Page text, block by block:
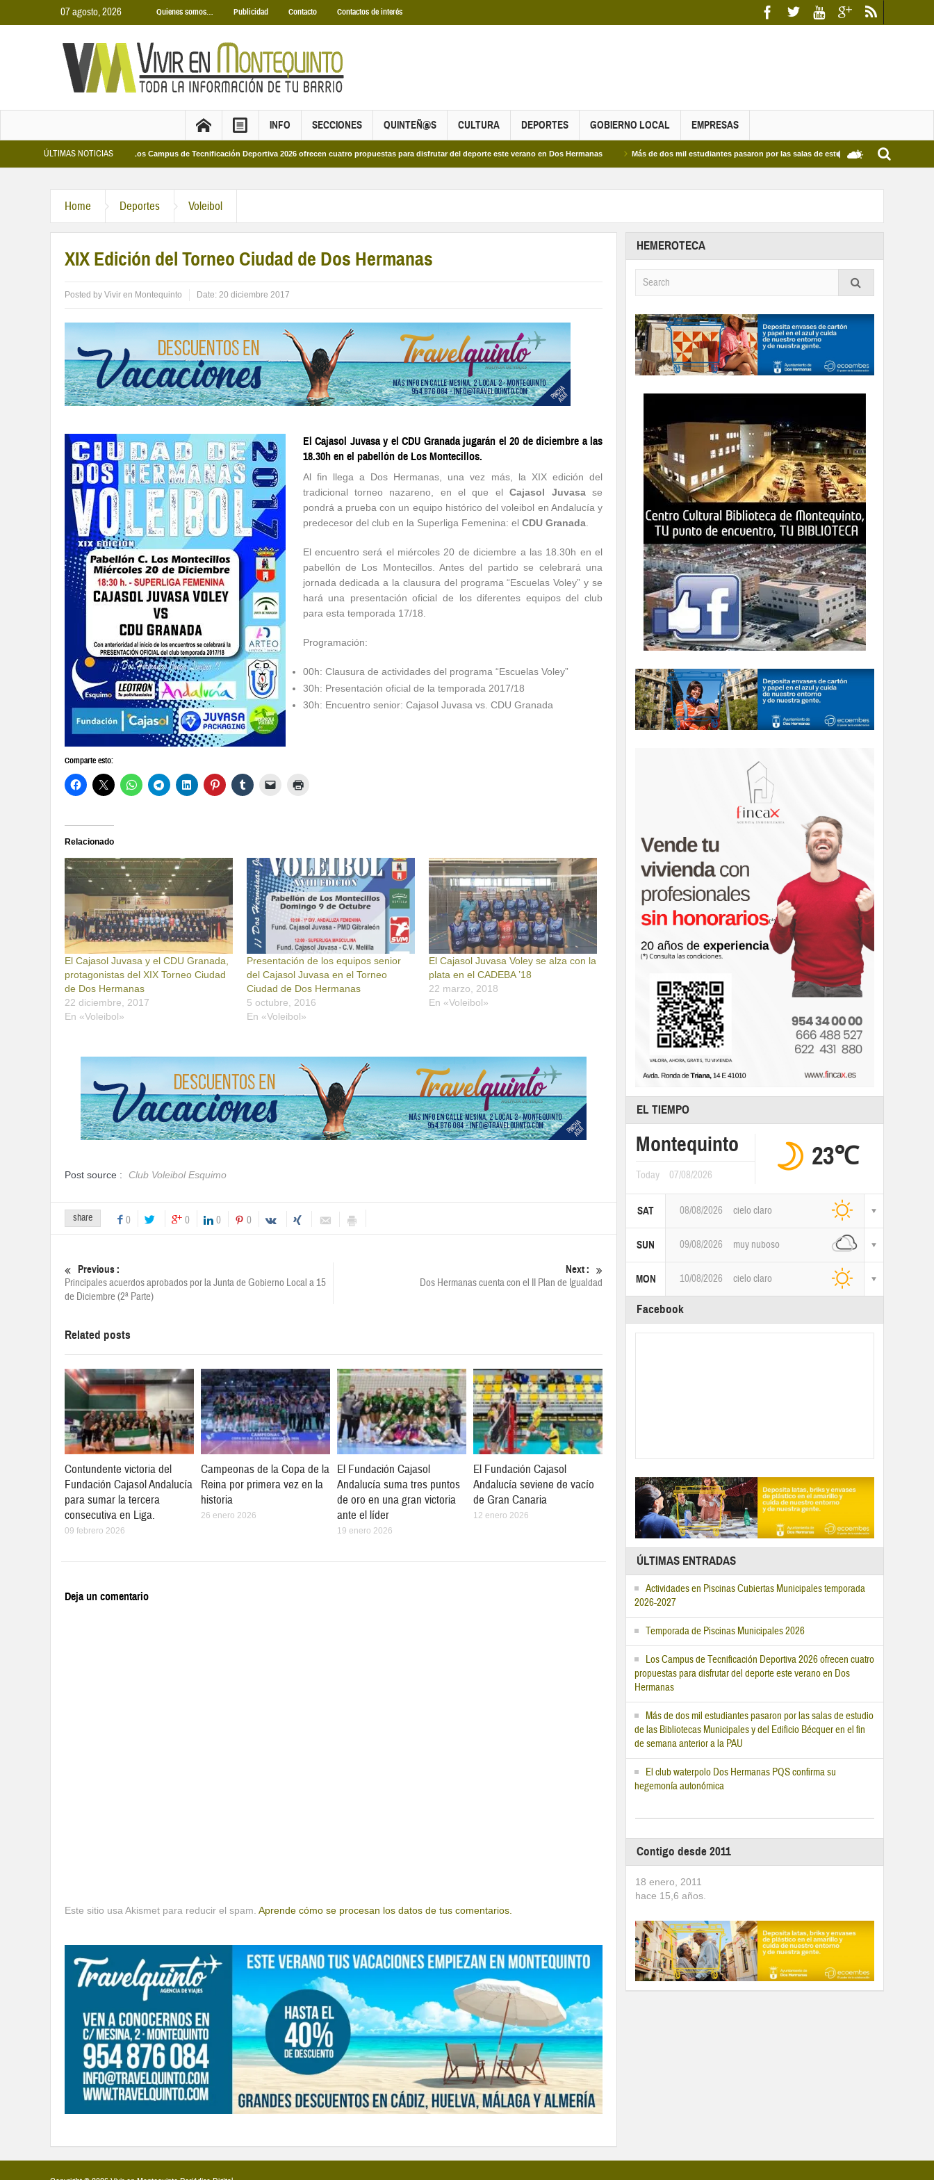
07 agosto, 2026 Quienes somos… Publicidad Contacto Contactos de interés
INFO SECCIONES QUINTEÑ@S CULTURA DEPORTES GOBIERNO LOCAL EMPRESAS
ÚLTIMAS NOTICIAS
Municipales 2026 Los Campus de Tecnificación Deportiva 2026 ofrecen cuatro propuestas para disfrutar del deporte este verano en Dos Hermanas Más de dos mil estudiantes pasaron por las salas de estudio de las Bibliotecas
Home Deportes Voleibol
XIX Edición del Torneo Ciudad de Dos Hermanas
Posted by Vivir en Montequinto Date: 20 diciembre 2017
El Cajasol Juvasa y el CDU Granada jugarán el 20 de diciembre a las
18.30h en el pabellón de Los Montecillos.
Al fin llega a Dos Hermanas, una vez más, la XIX edición del
tradicional torneo nazareno, en el que elCajasol Juvasase
pondrá a prueba con un equipo histórico del voleibol en Andalucía y
predecesor del club en la Superliga Femenina: el CDU Granada.
El encuentro será el miércoles 20 de diciembre a las 18.30h en el
pabellón de Los Montecillos. Antes del partido se celebrará una
jornada dedicada a la clausura del programa “Escuelas Voley” y se
hará una presentación oficial de los diferentes equipos del club
para esta temporada 17/18.
Programación:
00h: Clausura de actividades del programa “Escuelas Voley”
30h: Presentación oficial de la temporada 2017/18
30h: Encuentro senior: Cajasol Juvasa vs. CDU Granada
Comparte esto:
Relacionado
El Cajasol Juvasa y el CDU Granada,
protagonistas del XIX Torneo Ciudad
de Dos Hermanas
22 diciembre, 2017
En «Voleibol»
Presentación de los equipos senior
del Cajasol Juvasa en el Torneo
Ciudad de Dos Hermanas
5 octubre, 2016
En «Voleibol»
El Cajasol Juvasa Voley se alza con la
plata en el CADEBA ’18
22 marzo, 2018
En «Voleibol»
Post source : Club Voleibol Esquimo
share 0 0 0 0
Previous :
Principales acuerdos aprobados por la Junta de Gobierno Local a 15
de Diciembre (2ª Parte)
Next :
Dos Hermanas cuenta con el II Plan de Igualdad
Related posts
Contundente victoria del
Fundación Cajasol Andalucía
para sumar la tercera
consecutiva en Liga.
09 febrero 2026
Campeonas de la Copa de la
Reina por primera vez en la
historia
26 enero 2026
El Fundación Cajasol
Andalucía suma tres puntos
de oro en una gran victoria
ante el líder
19 enero 2026
El Fundación Cajasol
Andalucía seviene de vacío
de Gran Canaria
12 enero 2026
Deja un comentario
Este sitio usa Akismet para reducir el spam. Aprende cómo se procesan los datos de tus comentarios.
HEMEROTECA
EL TIEMPO
Montequinto
Today 07/08/2026
23℃
SAT 08/08/2026 cielo claro
SUN 09/08/2026 muy nuboso
MON 10/08/2026 cielo claro
Facebook
ÚLTIMAS ENTRADAS
Actividades en Piscinas Cubiertas Municipales temporada
2026-2027
Temporada de Piscinas Municipales 2026
Los Campus de Tecnificación Deportiva 2026 ofrecen cuatro
propuestas para disfrutar del deporte este verano en Dos
Hermanas
Más de dos mil estudiantes pasaron por las salas de estudio
de las Bibliotecas Municipales y del Edificio Bécquer en el fin
de semana anterior a la PAU
El club waterpolo Dos Hermanas PQS confirma su
hegemonía autonómica
Contigo desde 2011
18 enero, 2011
hace 15,6 años.